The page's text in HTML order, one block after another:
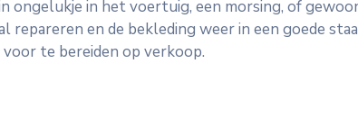
ongelukje in het voertuig, een morsing, of
en de bekleding weer in een goede
te bereiden op verkoop.